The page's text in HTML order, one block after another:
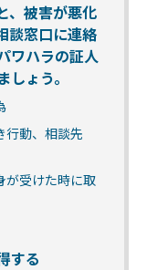
、被害が悪化
談窓口に連絡
ワハラの証人
ょう。
行動、相談先
が受けた時に取
する